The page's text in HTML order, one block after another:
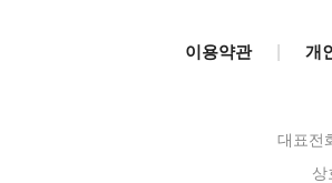
이용약관 개
대표전